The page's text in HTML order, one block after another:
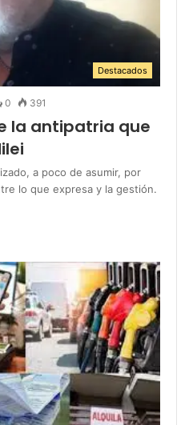
Destacados
0 391
la antipatria que
a poco de asumir, por
lo que expresa y la gestión.